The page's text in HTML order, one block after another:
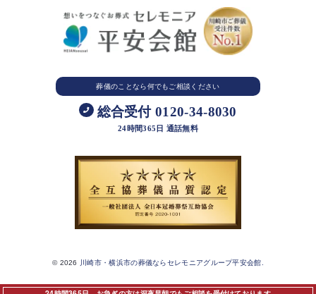
葬儀のことなら何でもご相談ください
総合受付 0120-34-8030
24時間365日 通話無料
© 2026 川崎市・横浜市の葬儀ならセレモニアグループ平安会館.